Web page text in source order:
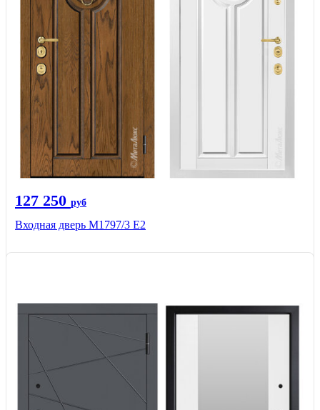
127 250 руб
Входная дверь М1797/3 Е2